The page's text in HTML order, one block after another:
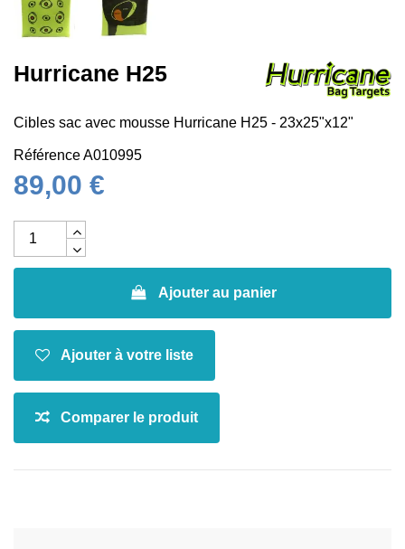
Hurricane H25
Cibles sac avec mousse Hurricane H25 - 23x25"x12"
RéférenceA010995
89,00 €
Ajouter au panier